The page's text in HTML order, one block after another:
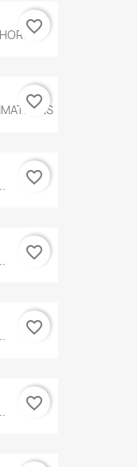
favorite_border
favorite_border
favorite_border
favorite_border
favorite_border
favorite_border